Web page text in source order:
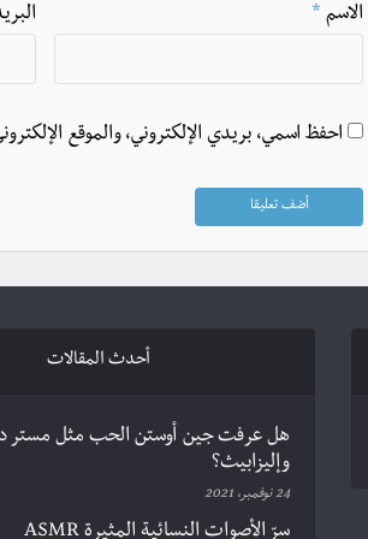
الاسم *
احفظ اسمي، بريدي الإلكتروني، والموقع
أحدث المقالات
هل عرفت جين أوستن الحب مثل مستر
وإليزابيث؟
24 نوفمبر، 2021
سرّ الأصوات النسائية المثيرة ASMR